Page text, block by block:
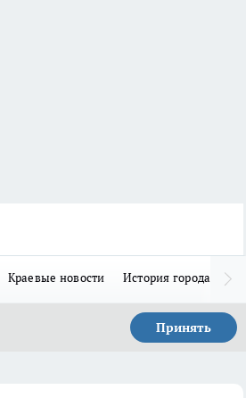
Краевые новости История города Н
Принять